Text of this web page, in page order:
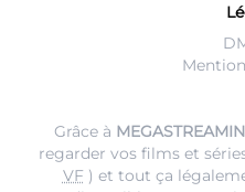
Grâce à
regarder vos films et
VF) et tout ça